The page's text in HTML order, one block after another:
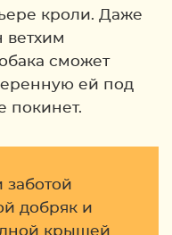
кроли. Даже
ветхим
сможет
ей под
покинет.
добряк и
крышей